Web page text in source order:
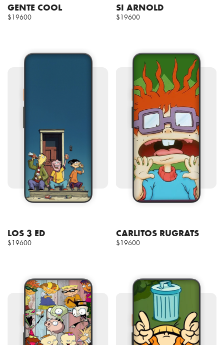
GENTE COOL
$19600
SI ARNOLD
$19600
LOS 3 ED
$19600
CARLITOS RUGRATS
$19600